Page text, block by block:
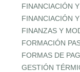
FINANCIACIÓN
FINANCIACIÓN
FINANZAS Y
FORMACIÓN
FORMAS DE
GESTIÓN